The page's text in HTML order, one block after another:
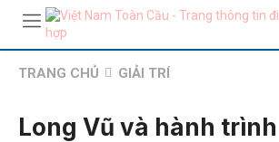
TRANG CHỦ GIẢI TRÍ
Long Vũ và hành